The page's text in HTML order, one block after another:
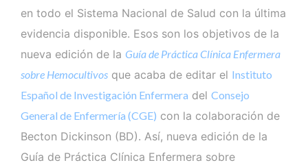
en todo el Sistema Nacional de Salud con la última
evidencia disponible. Esos son los objetivos de la
nueva edición de la Guía de Práctica Clínica Enfermera
sobre Hemocultivos que acaba de editar el Instituto
Español de Investigación Enfermera del Consejo
General de Enfermería (CGE) con la colaboración de
Becton Dickinson (BD). Así, nueva edición de la
Guía de Práctica Clínica Enfermera sobre